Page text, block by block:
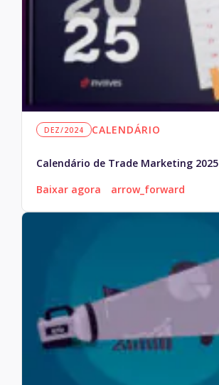
DEZ/2024 CALENDÁRIO
Calendário de Trade Marketing 2025
Baixar agora
arrow_forward